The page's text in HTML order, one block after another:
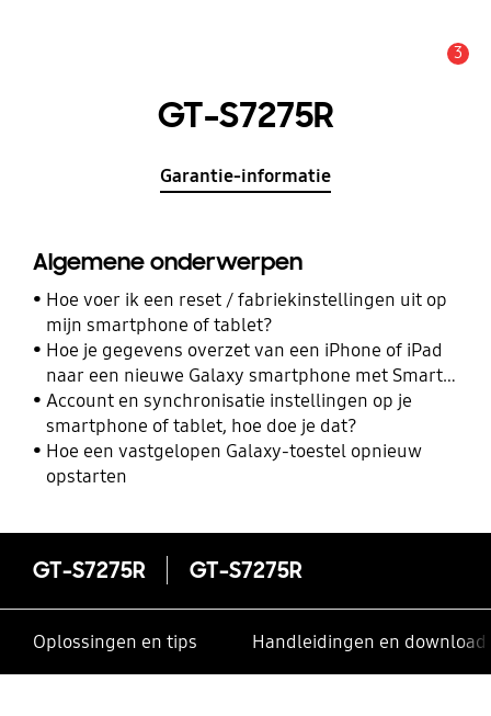
3
GT-S7275R
Garantie-informatie
Algemene onderwerpen
Hoe voer ik een reset / fabriekinstellingen uit op
mijn smartphone of tablet?
Hoe je gegevens overzet van een iPhone of iPad
naar een nieuwe Galaxy smartphone met Smart
Switch
Account en synchronisatie instellingen op je
smartphone of tablet, hoe doe je dat?
Hoe een vastgelopen Galaxy-toestel opnieuw
opstarten
GT-S7275R GT-S7275R
Oplossingen en tips Handleidingen en